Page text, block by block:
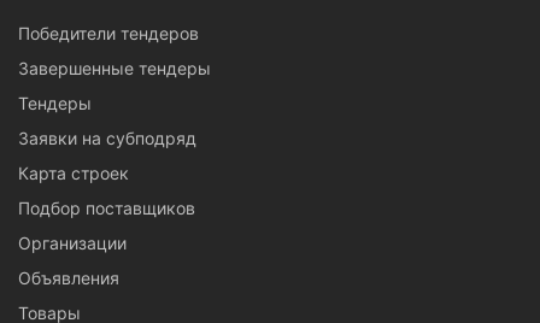
Победители тендеров
Завершенные тендеры
Тендеры
Заявки на субподряд
Карта строек
Подбор поставщиков
Организации
Объявления
Товары